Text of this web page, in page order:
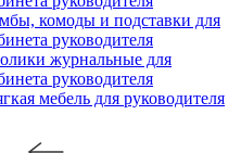
комоды и подставки для
руководителя
журнальные для
руководителя
мебель для руководителя